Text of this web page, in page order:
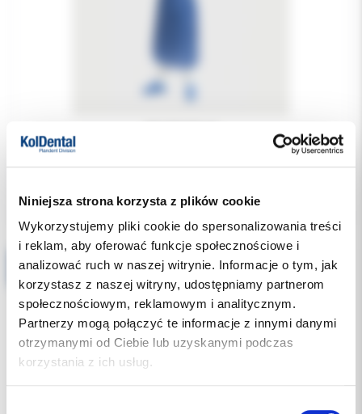
Niniejsza strona korzysta z plików cookie
Wykorzystujemy pliki cookie do spersonalizowania treści
i reklam, aby oferować funkcje społecznościowe i
analizować ruch w naszej witrynie. Informacje o tym, jak
korzystasz z naszej witryny, udostępniamy partnerom
społecznościowym, reklamowym i analitycznym.
Partnerzy mogą połączyć te informacje z innymi danymi
otrzymanymi od Ciebie lub uzyskanymi podczas
korzystania z ich usług.
Fartuch jałowy XL Euronda Expo z mikrofibry SMS j.niebieski 1szt.